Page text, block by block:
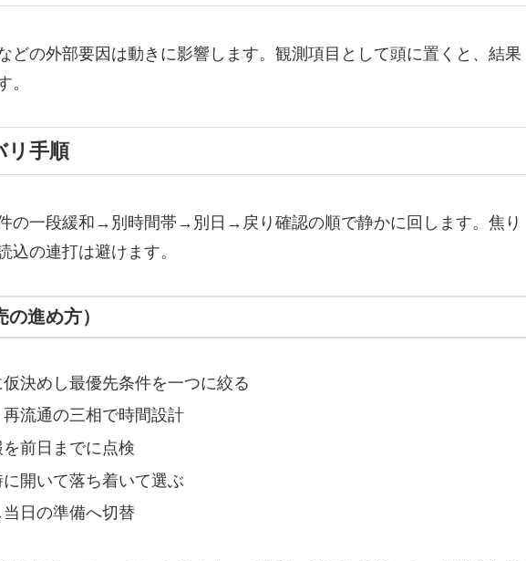
どの外部要因は動きに影響します。観測項目として頭に置くと、結果
。
リ手順
の一段緩和→別時間帯→別日→戻り確認の順で静かに回します。焦り
込の連打は避けます。
進め方）
決めし最優先条件を一つに絞る
流通の三相で時間設計
前日までに点検
開いて落ち着いて選ぶ
日の準備へ切替